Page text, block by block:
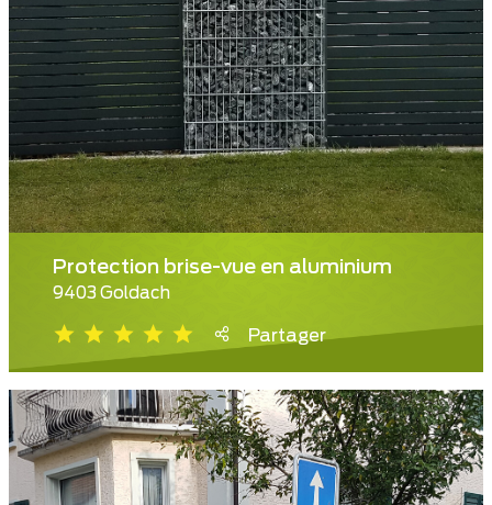
Protection brise-vue en aluminium
9403 Goldach
Partager